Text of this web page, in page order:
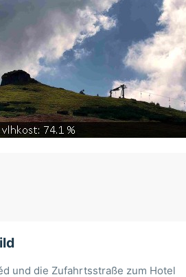
und die Zufahrtsstraße zum Hotel